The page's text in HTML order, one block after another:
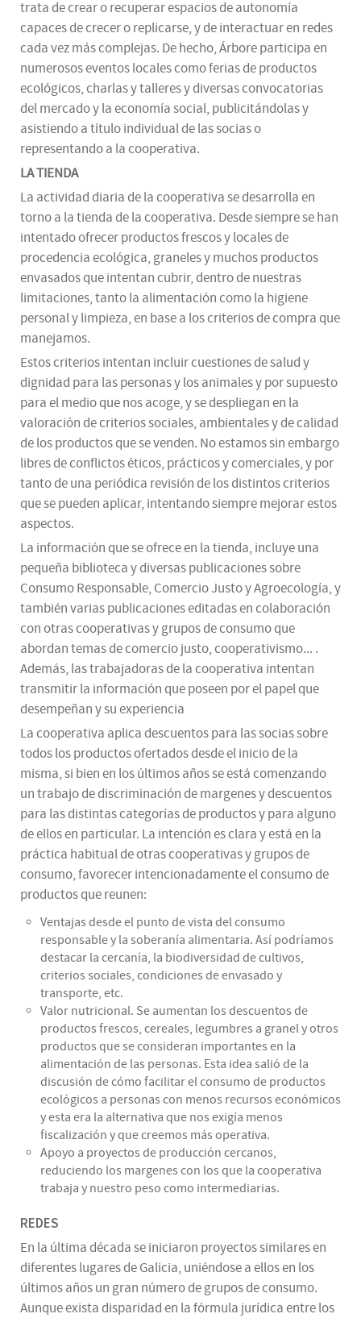
trata de crear o recuperar espacios de autonomía
capaces de crecer o replicarse, y de interactuar en redes
cada vez más complejas. De hecho, Árbore participa en
numerosos eventos locales como ferias de productos
ecológicos, charlas y talleres y diversas convocatorias
del mercado y la economía social, publicitándolas y
asistiendo a título individual de las socias o
representando a la cooperativa.
LA TIENDA
La actividad diaria de la cooperativa se desarrolla en
torno a la tienda de la cooperativa. Desde siempre se han
intentado ofrecer productos frescos y locales de
procedencia ecológica, graneles y muchos productos
envasados que intentan cubrir, dentro de nuestras
limitaciones, tanto la alimentación como la higiene
personal y limpieza, en base a los criterios de compra que
manejamos.
Estos criterios intentan incluir cuestiones de salud y
dignidad para las personas y los animales y por supuesto
para el medio que nos acoge, y se despliegan en la
valoración de criterios sociales, ambientales y de calidad
de los productos que se venden. No estamos sin embargo
libres de conflictos éticos, prácticos y comerciales, y por
tanto de una periódica revisión de los distintos criterios
que se pueden aplicar, intentando siempre mejorar estos
aspectos.
La información que se ofrece en la tienda, incluye una
pequeña biblioteca y diversas publicaciones sobre
Consumo Responsable, Comercio Justo y Agroecología, y
también varias publicaciones editadas en colaboración
con otras cooperativas y grupos de consumo que
abordan temas de comercio justo, cooperativismo... .
Además, las trabajadoras de la cooperativa intentan
transmitir la información que poseen por el papel que
desempeñan y su experiencia
La cooperativa aplica descuentos para las socias sobre
todos los productos ofertados desde el inicio de la
misma, si bien en los últimos años se está comenzando
un trabajo de discriminación de margenes y descuentos
para las distintas categorías de productos y para alguno
de ellos en particular. La intención es clara y está en la
práctica habitual de otras cooperativas y grupos de
consumo, favorecer intencionadamente el consumo de
productos que reunen:
Ventajas desde el punto de vista del consumo
responsable y la soberanía alimentaria. Así podríamos
destacar la cercanía, la biodiversidad de cultivos,
criterios sociales, condiciones de envasado y
transporte, etc.
Valor nutricional. Se aumentan los descuentos de
productos frescos, cereales, legumbres a granel y otros
productos que se consideran importantes en la
alimentación de las personas. Esta idea salió de la
discusión de cómo facilitar el consumo de productos
ecológicos a personas con menos recursos económicos
y esta era la alternativa que nos exigía menos
fiscalización y que creemos más operativa.
Apoyo a proyectos de producción cercanos,
reduciendo los margenes con los que la cooperativa
trabaja y nuestro peso como intermediarias.
REDES
En la última década se iniciaron proyectos similares en
diferentes lugares de Galicia, uniéndose a ellos en los
últimos años un gran número de grupos de consumo.
Aunque exista disparidad en la fórmula jurídica entre los